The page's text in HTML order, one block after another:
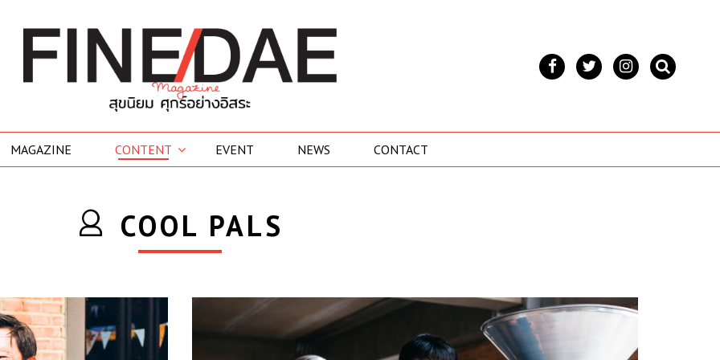
MAGAZINE CONTENT EVENT NEWS CONTACT
COOL PALS